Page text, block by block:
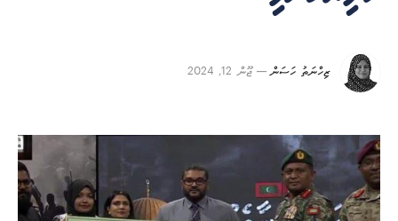
ޒިހްނަތު ހަސަން ޖޫން 12, 2024